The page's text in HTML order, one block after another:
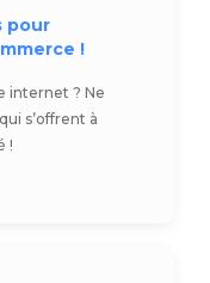
pour
!
internet ? Ne
s’offrent à
!